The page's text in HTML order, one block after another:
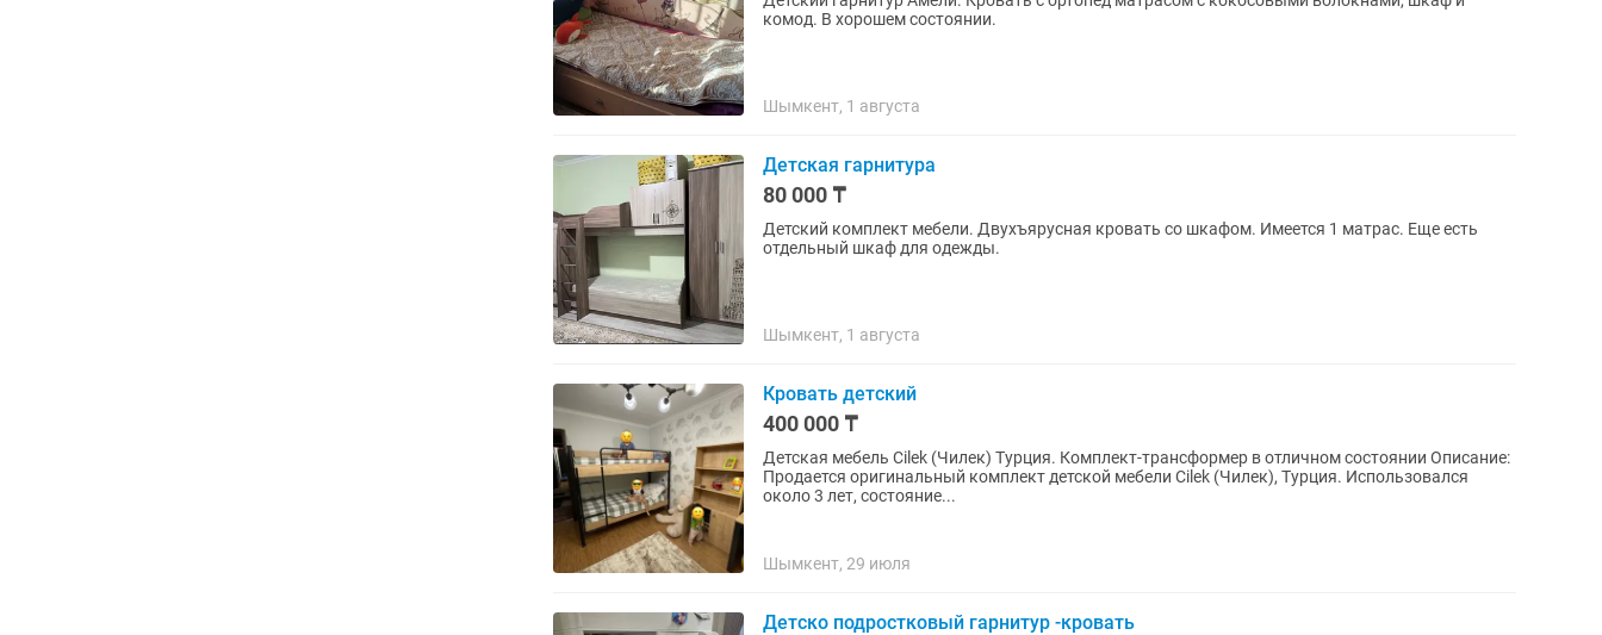
комод. В хорошем состоянии.
Шымкент, 1 августа
Детская гарнитура
80 000 ₸
Детский комплект мебели. Двухъярусная кровать со шкафом. Имеется 1 матрас. Еще есть
отдельный шкаф для одежды.
Шымкент, 1 августа
Кровать детский
400 000 ₸
Детская мебель Cilek (Чилек) Турция. Комплект-трансформер в отличном состоянии Описание:
Продается оригинальный комплект детской мебели Cilek (Чилек), Турция. Использовался
около 3 лет, состояние...
Шымкент, 29 июля
Детско подростковый гарнитур -кровать